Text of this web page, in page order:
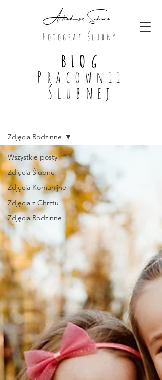
Arkadiusz Sekura
Fotograf Ślubny
BLO G
Pracownii
Ślubnej
Wszystkie posty
Zdjęcia Ślubne
Zdjęcia Komunijne
Zdjęcia z Chrztu
Zdjęcia Rodzinne
Zdjęcia Rodzinne